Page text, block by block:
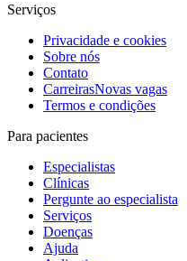
Serviços
Privacidade e cookies
Sobre nós
Contato
CarreirasNovas vagas
Termos e condições
Para pacientes
Especialistas
Clínicas
Pergunte ao especialista
Serviços
Doenças
Ajuda